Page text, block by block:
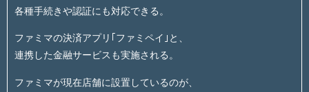
各種手続きや認証にも対応できる。
ファミマの決済アプリ｢ファミペイ｣と、
連携した金融サービスも実施される。
ファミマが現在店舗に設置しているのが、